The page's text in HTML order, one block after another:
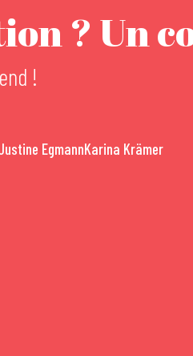
? Un
!
EgmannKarina Krämer